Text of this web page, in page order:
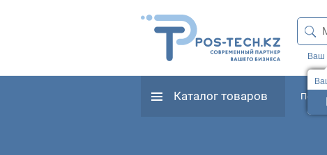
Ваш
Каталог товаров